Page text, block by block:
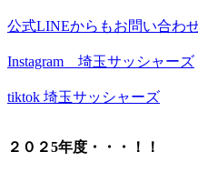
公式LINEからもお問い合わ
Instagram 埼玉サッシャーズ
tiktok 埼玉サッシャーズ
２０２5年度・・・！！